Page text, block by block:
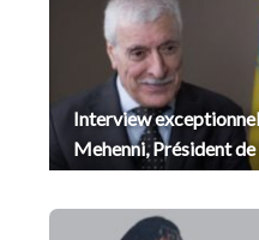
Interview
Mehenni, Président de